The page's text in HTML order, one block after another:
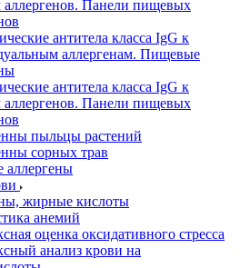
аллергенов. Панели пищевых
антитела класса IgG к
аллергенам. Пищевые
антитела класса IgG к
аллергенов. Панели пищевых
пыльцы растений
сорных трав
аллергены
жирные кислоты
анемий
оценка оксидативного стресса
анализ крови на